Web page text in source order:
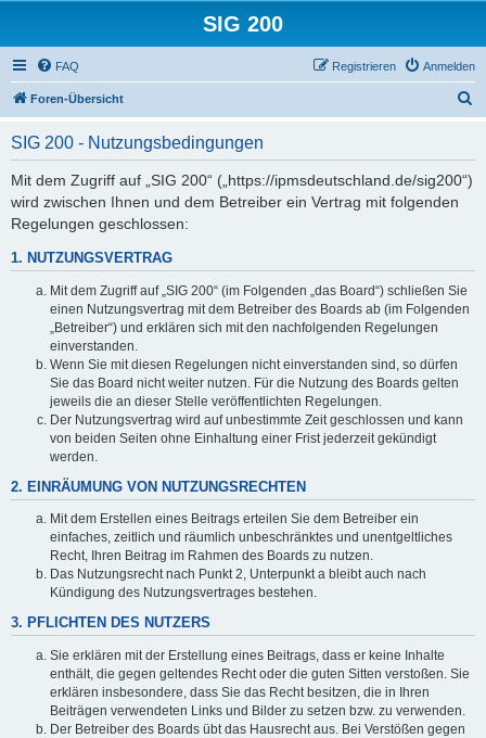
SIG 200
FAQ Anmelden
Registrieren
Foren-Übersicht
SIG 200 - Nutzungsbedingungen
Mit dem Zugriff auf „SIG 200“ („https://ipmsdeutschland.de/sig200“)
wird zwischen Ihnen und dem Betreiber ein Vertrag mit folgenden
Regelungen geschlossen:
1. NUTZUNGSVERTRAG
Mit dem Zugriff auf „SIG 200“ (im Folgenden „das Board“) schließen Sie
einen Nutzungsvertrag mit dem Betreiber des Boards ab (im Folgenden
„Betreiber“) und erklären sich mit den nachfolgenden Regelungen
einverstanden.
Wenn Sie mit diesen Regelungen nicht einverstanden sind, so dürfen
Sie das Board nicht weiter nutzen. Für die Nutzung des Boards gelten
jeweils die an dieser Stelle veröffentlichten Regelungen.
Der Nutzungsvertrag wird auf unbestimmte Zeit geschlossen und kann
von beiden Seiten ohne Einhaltung einer Frist jederzeit gekündigt
werden.
2. EINRÄUMUNG VON NUTZUNGSRECHTEN
Mit dem Erstellen eines Beitrags erteilen Sie dem Betreiber ein
einfaches, zeitlich und räumlich unbeschränktes und unentgeltliches
Recht, Ihren Beitrag im Rahmen des Boards zu nutzen.
Das Nutzungsrecht nach Punkt 2, Unterpunkt a bleibt auch nach
Kündigung des Nutzungsvertrages bestehen.
3. PFLICHTEN DES NUTZERS
Sie erklären mit der Erstellung eines Beitrags, dass er keine Inhalte
enthält, die gegen geltendes Recht oder die guten Sitten verstoßen. Sie
erklären insbesondere, dass Sie das Recht besitzen, die in Ihren
Beiträgen verwendeten Links und Bilder zu setzen bzw. zu verwenden.
Der Betreiber des Boards übt das Hausrecht aus. Bei Verstößen gegen